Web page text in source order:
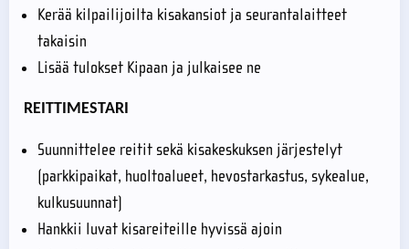
Kerää kilpailijoilta kisakansiot ja seurantalaitteet
takaisin
Lisää tulokset Kipaan ja julkaisee ne
REITTIMESTARI
Suunnittelee reitit sekä kisakeskuksen järjestelyt
(parkkipaikat, huoltoalueet, hevostarkastus, sykealue,
kulkusuunnat)
Hankkii luvat kisareiteille hyvissä ajoin